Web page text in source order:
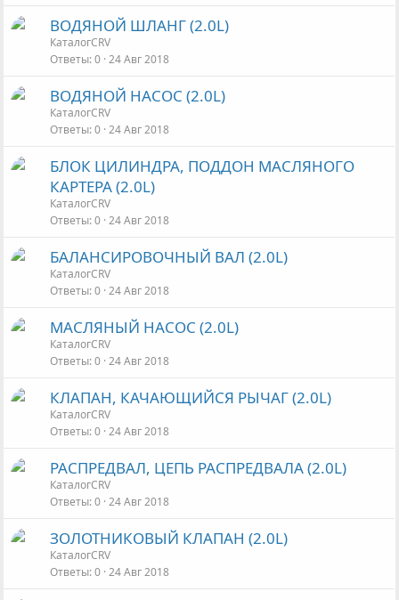
ВОДЯНОЙ ШЛАНГ (2.0L)
КаталогCRV
Ответы 0 24 Авг 2018
ВОДЯНОЙ НАСОС (2.0L)
КаталогCRV
Ответы 0 24 Авг 2018
БЛОК ЦИЛИНДРА, ПОДДОН МАСЛЯНОГО
КАРТЕРА (2.0L)
КаталогCRV
Ответы 0 24 Авг 2018
БАЛАНСИРОВОЧНЫЙ ВАЛ (2.0L)
КаталогCRV
Ответы 0 24 Авг 2018
МАСЛЯНЫЙ НАСОС (2.0L)
КаталогCRV
Ответы 0 24 Авг 2018
КЛАПАН, КАЧАЮЩИЙСЯ РЫЧАГ (2.0L)
КаталогCRV
Ответы 0 24 Авг 2018
РАСПРЕДВАЛ, ЦЕПЬ РАСПРЕДВАЛА (2.0L)
КаталогCRV
Ответы 0 24 Авг 2018
ЗОЛОТНИКОВЫЙ КЛАПАН (2.0L)
КаталогCRV
Ответы 0 24 Авг 2018